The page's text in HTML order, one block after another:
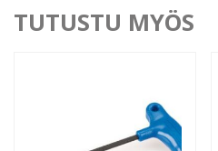
TUTUSTU MYÖS